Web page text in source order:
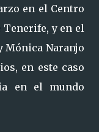
en el Centro
Tenerife, y en el
Mónica Naranjo
en este caso
en el mundo